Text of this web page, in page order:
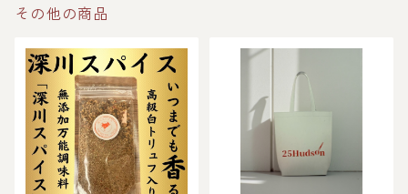
その他の商品